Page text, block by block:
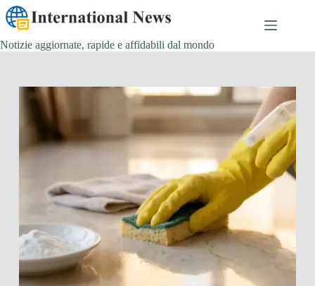
Salta
al
contenuto
Notizie aggiornate, rapide e affidabili dal mondo